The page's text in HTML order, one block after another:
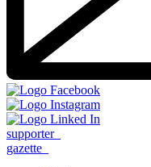
supporter_
gazette